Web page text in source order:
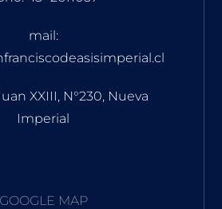
mail:
XXIII, N°230, Nueva
Imperial
GOOGLE MAP